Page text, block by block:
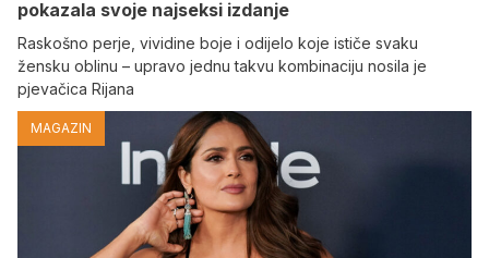
pokazala svoje najseksi izdanje
Raskošno perje, vividine boje i odijelo koje ističe svaku
žensku oblinu – upravo jednu takvu kombinaciju nosila je
pjevačica Rijana
MAGAZIN